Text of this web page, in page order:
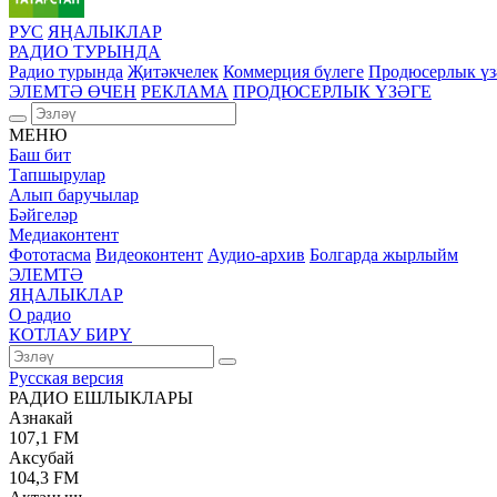
РУС ЯҢАЛЫКЛАР
РАДИО ТУРЫНДА
Радио турында Җитәкчелек Коммерция бүлеге Продюсерлык
ЭЛЕМТӘ ӨЧЕН РЕКЛАМА ПРОДЮСЕРЛЫК ҮЗӘГЕ
МЕНЮ
Баш бит
Тапшырулар
Алып баручылар
Бәйгеләр
Медиаконтент
Фототасма Видеоконтент Аудио-архив Болгарда жырлыйм
ЭЛЕМТӘ
ЯҢАЛЫКЛАР
О радио
КОТЛАУ БИРҮ
Русская версия
РАДИО ЕШЛЫКЛАРЫ
Азнакай
107,1 FM
Аксубай
104,3 FM